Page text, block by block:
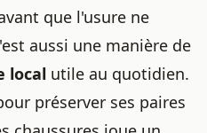
que l'usure ne
aussi une manière de
local utile au quotidien.
préserver ses paires